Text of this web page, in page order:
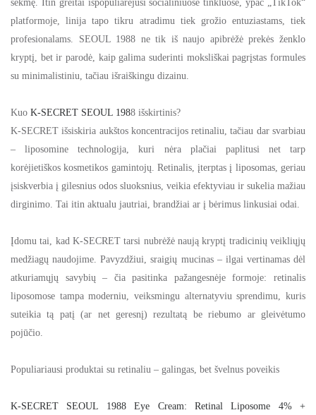
sėkmę. Itin greitai išpopuliarėjusi socialiniuose tinkluose, ypač „TikTok“
platformoje, linija tapo tikru atradimu tiek grožio entuziastams, tiek
profesionalams. SEOUL 1988 ne tik iš naujo apibrėžė prekės ženklo
kryptį, bet ir parodė, kaip galima suderinti moksliškai pagrįstas formules
su minimalistiniu, tačiau išraiškingu dizainu.
Kuo K-SECRET SEOUL 1988 išskirtinis?
K-SECRET išsiskiria aukštos koncentracijos retinaliu, tačiau dar svarbiau
– liposomine technologija, kuri nėra plačiai paplitusi net tarp
korėjietiškos kosmetikos gamintojų. Retinalis, įterptas į liposomas, geriau
įsiskverbia į gilesnius odos sluoksnius, veikia efektyviau ir sukelia mažiau
dirginimo. Tai itin aktualu jautriai, brandžiai ar į bėrimus linkusiai odai.
Įdomu tai, kad K-SECRET tarsi nubrėžė naują kryptį tradicinių veikliųjų
medžiagų naudojime. Pavyzdžiui, sraigių mucinas – ilgai vertinamas dėl
atkuriamųjų savybių – čia pasitinka pažangesnėje formoje: retinalis
liposomose tampa moderniu, veiksmingu alternatyviu sprendimu, kuris
suteikia tą patį (ar net geresnį) rezultatą be riebumo ar gleivėtumo
pojūčio.
Populiariausi produktai su retinaliu – galingas, bet švelnus poveikis
K-SECRET SEOUL 1988 Eye Cream: Retinal Liposome 4% +